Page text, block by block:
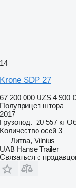
14
Krone SDP 27
67 200 000 UZS 4 900 €
Полуприцеп штора
2017
Грузопод. 20 557 кг
Количество осей 3
Литва, Vilnius
UAB Hanse Trailer
Связаться с